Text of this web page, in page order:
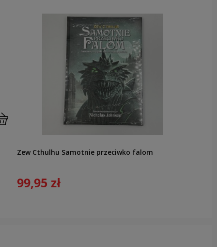
Zew Cthulhu Samotnie przeciwko falom
99,95 zł